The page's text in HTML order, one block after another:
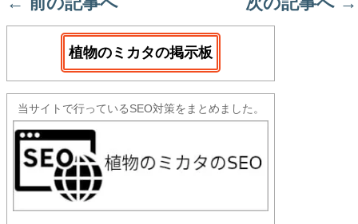
植物のミカタの掲示板
当サイトで行っているSEO対策をまとめました。